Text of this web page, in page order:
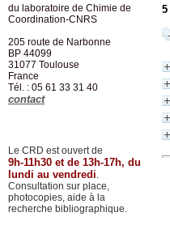
5
du laboratoire de Chimie de
Coordination-CNRS
205 route de Narbonne
BP 44099
31077 Toulouse
France
Tél. : 05 61 33 31 40
contact
Le CRD est ouvert de
9h-11h30 et de 13h-17h, du
lundi au vendredi.
Consultation sur place,
photocopies, aide à la
recherche bibliographique.